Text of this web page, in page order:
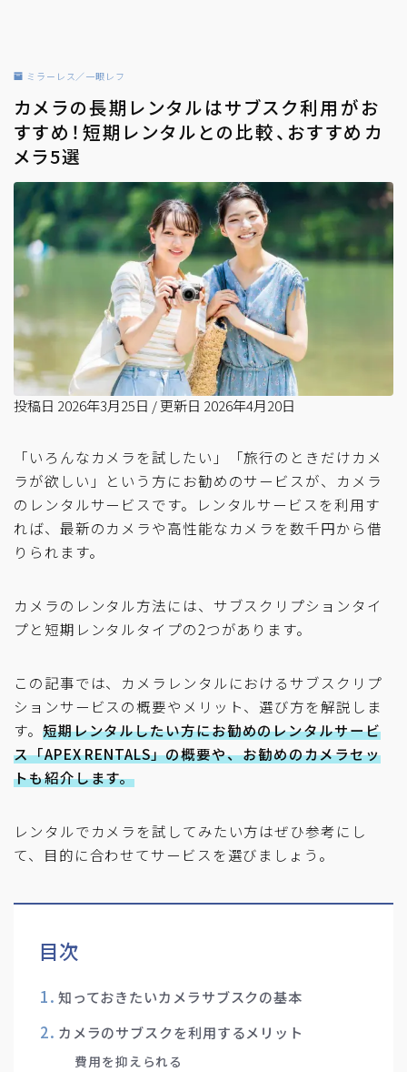
ミラーレス／一眼レフ
カメラの長期レンタルはサブスク利用がお
すすめ！短期レンタルとの比較、おすすめカ
メラ5選
投稿日 2026年3月25日 /更新日 2026年4月20日
「いろんなカメラを試したい」「旅行のときだけカメ
ラが欲しい」という方にお勧めのサービスが、カメラ
のレンタルサービスです。レンタルサービスを利用す
れば、最新のカメラや高性能なカメラを数千円から借
りられます。
カメラのレンタル方法には、サブスクリプションタイ
プと短期レンタルタイプの2つがあります。
この記事では、カメラレンタルにおけるサブスクリプ
ションサービスの概要やメリット、選び方を解説しま
す。 短期レンタルしたい方にお勧めのレンタルサービ
ス「APEX RENTALS」の概要や、お勧めのカメラセッ
トも紹介します。
レンタルでカメラを試してみたい方はぜひ参考にし
て、目的に合わせてサービスを選びましょう。
目次
知っておきたいカメラサブスクの基本
カメラのサブスクを利用するメリット
費用を抑えられる